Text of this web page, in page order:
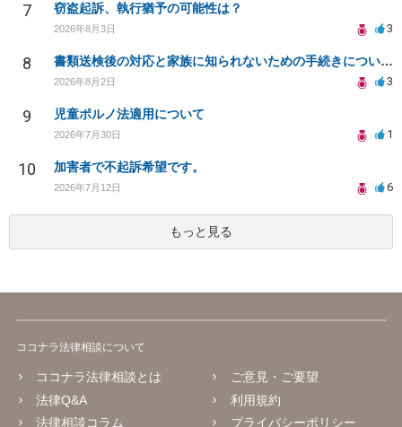
7 窃盗起訴、執行猶予の可能性は？
2026年8月3日 3
8 書類送検後の対応と家族に知られないための手続きについて相談
2026年8月2日 3
9 児童ポルノ法適用について
2026年7月30日 1
10 加害者で不起訴希望です。
2026年7月12日 6
もっと見る
ココナラ法律相談について
ココナラ法律相談とは
法律Q&A
法律相談コラム
ご意見・ご要望
利用規約
プライバシーポリシー